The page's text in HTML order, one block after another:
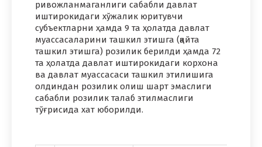
ривожланмаганлиги сабабли давлат
иштирокидаги хўжалик юритувчи
субъектларни ҳамда 9 та ҳолатда давлат
муассасаларини ташкил этишга (қайта
ташкил этишга) розилик берилди ҳамда 72
та ҳолатда давлат иштирокидаги корхона
ва давлат муассасаси ташкил этилишига
олдиндан розилик олиш шарт эмаслиги
сабабли розилик талаб этилмаслиги
тўғрисида хат юборилди.